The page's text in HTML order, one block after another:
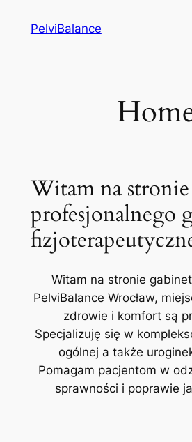
PelviBalance
Witam na stronie
profesjonalnego
Witam na stronie
PelviBalance Wrocław,
zdrowie i komfort są
Specjalizuję się w
ogólnej a także
Pomagam pacjentom w
sprawności i poprawie